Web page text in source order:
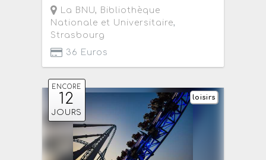
La BNU, Bibliothèque
Nationale et Universitaire,
Strasbourg
36 Euros
ENCORE
12
JOURS
loisirs